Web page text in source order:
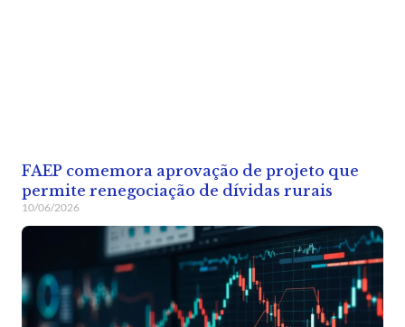
FAEP comemora aprovação de projeto que
permite renegociação de dívidas rurais
10/06/2026